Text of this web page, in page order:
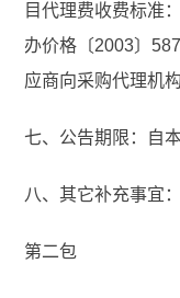
目代理费收费标准
办价格〔2003〕
应商向采购代理机
七、公告期限：自
八、其它补充事宜：
第二包